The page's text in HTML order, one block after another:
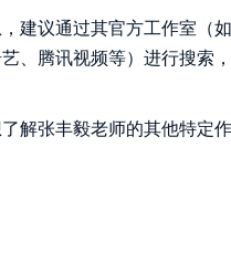
建议通过其官方工作室（
、腾讯视频等）进行搜索
解张丰毅老师的其他特定